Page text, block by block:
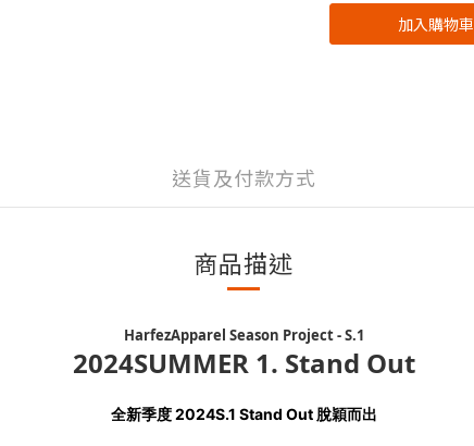
加入購物車
送貨及付款方式
商品描述
HarfezApparel Season Project - S.1
2024SUMMER 1. Stand Out
全新季度 2024S.1 Stand Out 脫穎而出